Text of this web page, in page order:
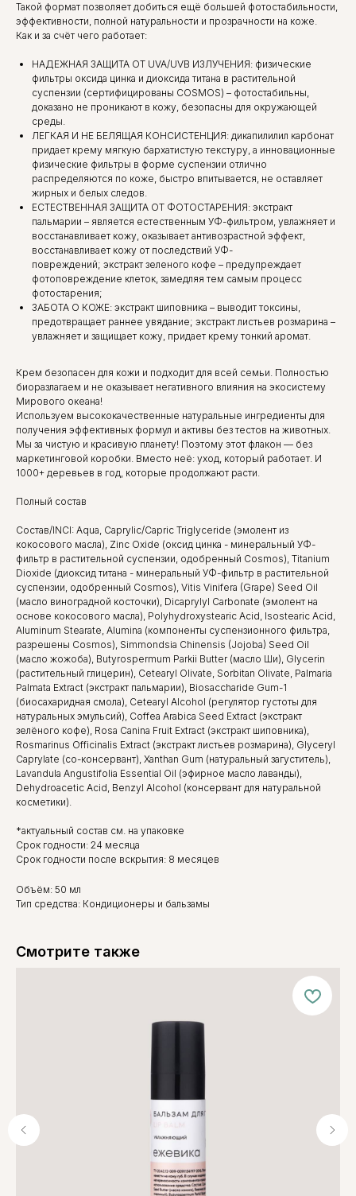
Такой формат позволяет добиться ещё большей фотостабильности,
эффективности, полной натуральности и прозрачности на коже.
Как и за счёт чего работает:
НАДЕЖНАЯ ЗАЩИТА ОТ UVA/UVB ИЗЛУЧЕНИЯ: физические
фильтры оксида цинка и диоксида титана в растительной
суспензии (сертифицированы COSMOS) – фотостабильны,
доказано не проникают в кожу, безопасны для окружающей
среды.
ЛЕГКАЯ И НЕ БЕЛЯЩАЯ КОНСИСТЕНЦИЯ: дикапилилил карбонат
придает крему мягкую бархатистую текстуру, а инновационные
физические фильтры в форме суспензии отлично
распределяются по коже, быстро впитывается, не оставляет
жирных и белых следов.
ЕСТЕСТВЕННАЯ ЗАЩИТА ОТ ФОТОСТАРЕНИЯ: экстракт
пальмарии – является естественным УФ-фильтром, увлажняет и
восстанавливает кожу, оказывает антивозрастной эффект,
восстанавливает кожу от последствий УФ-
повреждений; экстракт зеленого кофе – предупреждает
фотоповреждение клеток, замедляя тем самым процесс
фотостарения;
ЗАБОТА О КОЖЕ: экстракт шиповника – выводит токсины,
предотвращает раннее увядание; экстракт листьев розмарина –
увлажняет и защищает кожу, придает крему тонкий аромат.
Крем безопасен для кожи и подходит для всей семьи. Полностью
биоразлагаем и не оказывает негативного влияния на экосистему
Мирового океана!
Используем высококачественные натуральные ингредиенты для
получения эффективных формул и активы без тестов на животных.
Мы за чистую и красивую планету! Поэтому этот флакон — без
маркетинговой коробки. Вместо неё: уход, который работает. И
1000+ деревьев в год, которые продолжают расти.
Полный состав
Состав/INCI: Aqua, Caprylic/Capric Triglyceride (эмолент из
кокосового масла), Zinc Oxide (оксид цинка - минеральный УФ-
фильтр в растительной суспензии, одобренный Cosmos), Titanium
Dioxide (диоксид титана - минеральный УФ-фильтр в растительной
суспензии, одобренный Cosmos), Vitis Vinifera (Grape) Seed Oil
(масло виноградной косточки), Dicaprylyl Carbonate (эмолент на
основе кокосового масла), Polyhydroxystearic Acid, Isostearic Acid,
Aluminum Stearate, Alumina (компоненты суспензионного фильтра,
разрешены Cosmos), Simmondsia Chinensis (Jojoba) Seed Oil
(масло жожоба), Butyrospermum Parkii Butter (масло Ши), Glycerin
(растительный глицерин), Cetearyl Olivate, Sorbitan Olivate, Palmaria
Palmata Extract (экстракт пальмарии), Biosaccharide Gum-1
(биосахаридная смола), Cetearyl Alcohol (регулятор густоты для
натуральных эмульсий), Coffea Arabica Seed Extract (экстракт
зелёного кофе), Rosa Canina Fruit Extract (экстракт шиповника),
Rosmarinus Officinalis Extract (экстракт листьев розмарина), Glyceryl
Caprylate (со-консервант), Xanthan Gum (натуральный загуститель),
Lavandula Angustifolia Essential Oil (эфирное масло лаванды),
Dehydroacetic Acid, Benzyl Alcohol (консервант для натуральной
косметики).
*актуальный состав см. на упаковке
Срок годности: 24 месяца
Срок годности после вскрытия: 8 месяцев
Объём: 50 мл
Тип средства: Кондиционеры и бальзамы
Смотрите также